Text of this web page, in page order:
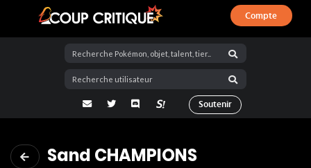
Coup Critique
Compte
adresse email
Twitter Discord La Salty Room sur Pokémon
Soutenir
Sand CHAMPIONS